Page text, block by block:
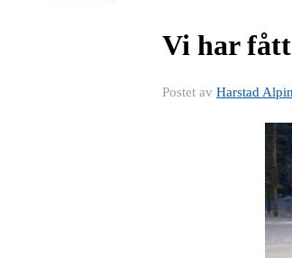
Vi har
Postet av Harstad